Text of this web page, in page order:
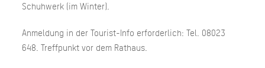
Schuhwerk (im Winter).
Anmeldung in der Tourist-Info erforderlich: Tel. 08023
648. Treffpunkt vor dem Rathaus.